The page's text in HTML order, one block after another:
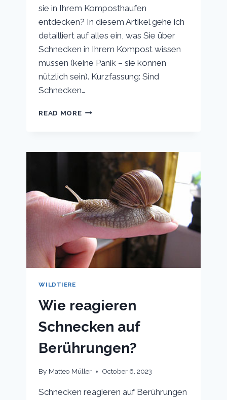
sie in Ihrem Komposthaufen
entdecken? In diesem Artikel gehe ich
detailliert auf alles ein, was Sie über
Schnecken in Ihrem Kompost wissen
müssen (keine Panik – sie können
nützlich sein). Kurzfassung: Sind
Schnecken…
READ MORESIND
KOMPOST?
SCHNECKEN
IM
KOMPOST
WISSEN
MÜSSEN
WILDTIERE
Wie reagieren
Schnecken auf
Berührungen?
By Matteo Müller October 6, 2023
Schnecken reagieren auf Berührungen